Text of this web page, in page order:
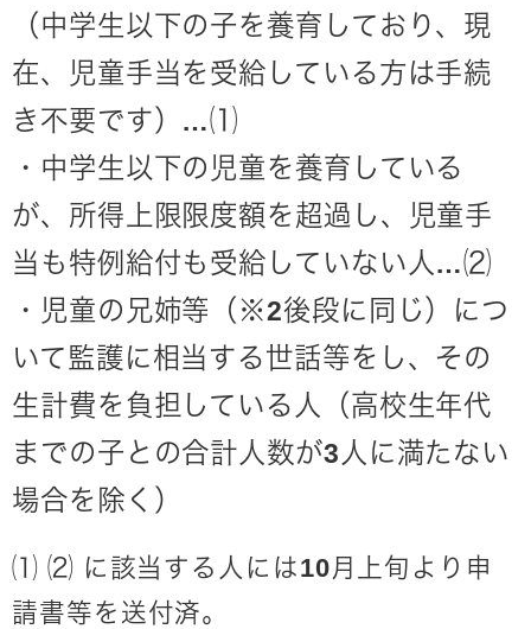
（中学生以下の子を養育しており、現
在、児童手当を受給している方は手続
き不要です）…⑴
・中学生以下の児童を養育している
が、所得上限限度額を超過し、児童手
当も特例給付も受給していない人…⑵
・児童の兄姉等（※2後段に同じ）につ
いて監護に相当する世話等をし、その
生計費を負担している人（高校生年代
までの子との合計人数が3人に満たない
場合を除く）
⑴ ⑵ に該当する人には10月上旬より申
請書等を送付済。